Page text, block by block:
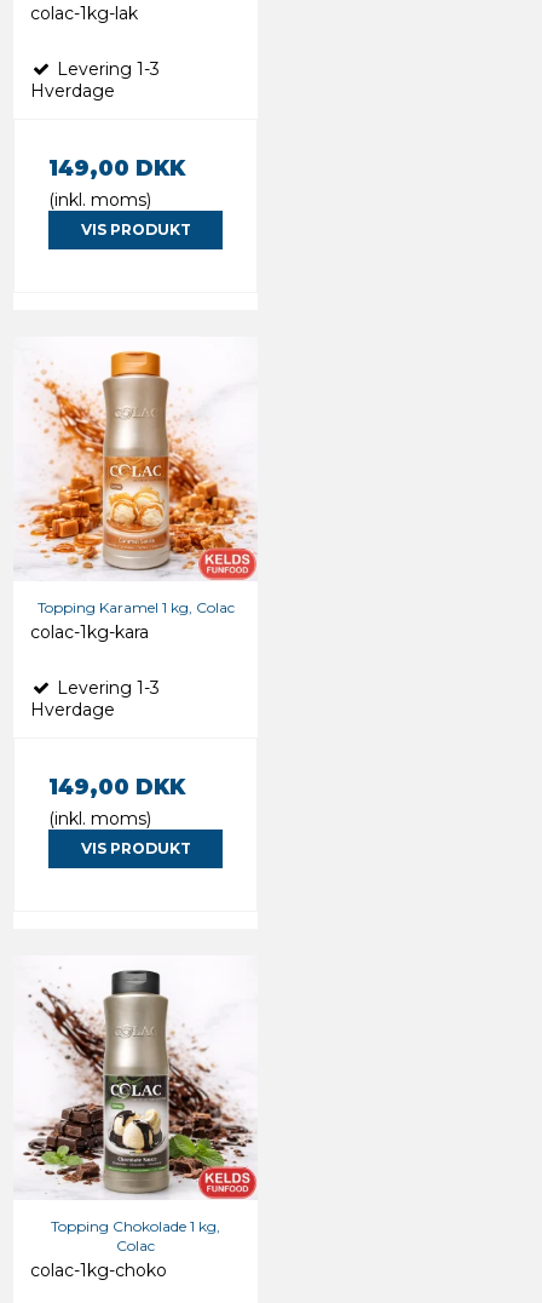
colac-1kg-lak
Levering 1-3
Hverdage
149,00 DKK
(inkl. moms)
VIS PRODUKT
Topping Karamel 1 kg, Colac
colac-1kg-kara
Levering 1-3
Hverdage
149,00 DKK
(inkl. moms)
VIS PRODUKT
Topping Chokolade 1 kg,
Colac
colac-1kg-choko